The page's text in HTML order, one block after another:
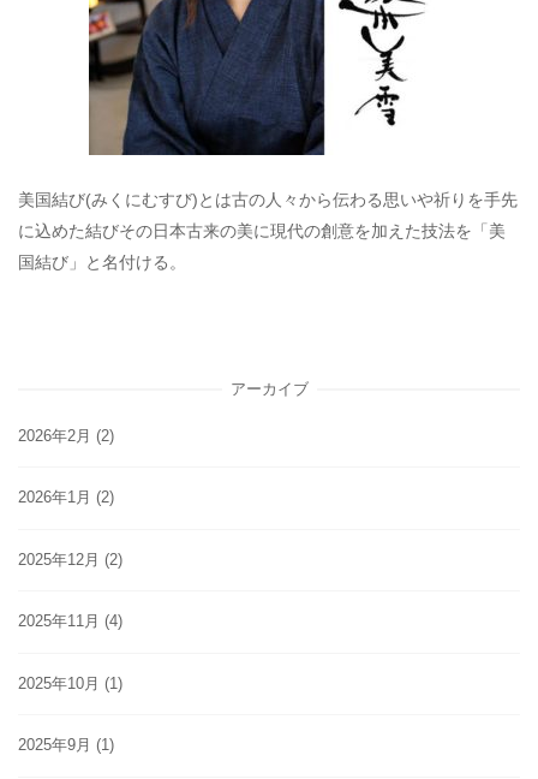
美国結び(みくにむすび)とは古の人々から伝わる思いや祈りを手先
に込めた結びその日本古来の美に現代の創意を加えた技法を「美
国結び」と名付ける。
アーカイブ
2026年2月 (2)
2026年1月 (2)
2025年12月 (2)
2025年11月 (4)
2025年10月 (1)
2025年9月 (1)